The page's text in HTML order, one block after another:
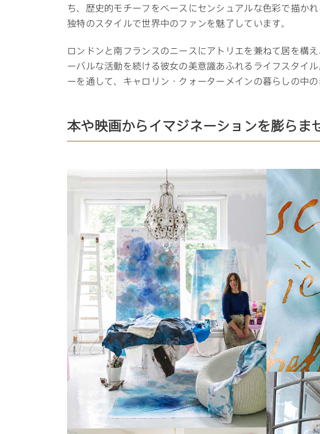
多世帯家族
ち、歴史的モチーフをベースにセンシュアルな色彩で描か
独特のスタイルで世界中のファンを魅了しています。
ロンドンと南フランスのニースにアトリエを兼ねて居を構
ーバルな活動を続ける彼女の美意識あふれるライフスタイ
ーを通して、キャロリン・クォーターメインの暮らしの中
本や映画からイマジネーションを膨らま